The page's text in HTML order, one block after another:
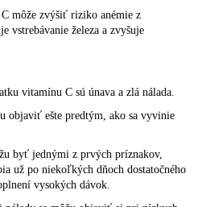
môže zvýšiť riziko anémie z
vstrebávanie železa a zvyšuje
vitamínu C sú únava a zlá nálada.
objaviť ešte predtým, ako sa vyvinie
byť jednými z prvých príznakov,
už po niekoľkých dňoch dostatočného
vysokých dávok.